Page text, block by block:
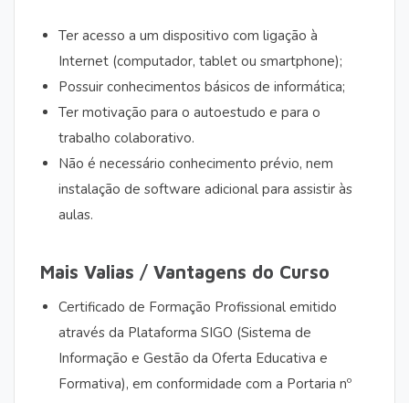
Ter acesso a um dispositivo com ligação à
Internet (computador, tablet ou smartphone);
Possuir conhecimentos básicos de informática;
Ter motivação para o autoestudo e para o
trabalho colaborativo.
Não é necessário conhecimento prévio, nem
instalação de software adicional para assistir às
aulas.
Mais Valias / Vantagens do Curso
Certificado de Formação Profissional emitido
através da Plataforma SIGO (Sistema de
Informação e Gestão da Oferta Educativa e
Formativa), em conformidade com a Portaria nº